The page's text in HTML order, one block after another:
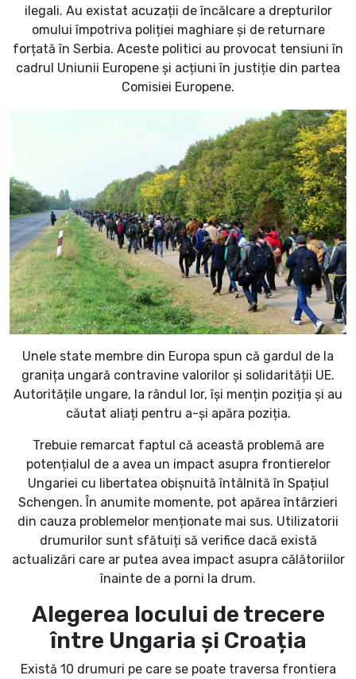
ilegali. Au existat acuzații de încălcare a drepturilor
omului împotriva poliției maghiare și de returnare
forțată în Serbia. Aceste politici au provocat tensiuni în
cadrul Uniunii Europene și acțiuni în justiție din partea
Comisiei Europene.
Unele state membre din Europa spun că gardul de la
granița ungară contravine valorilor și solidarității UE.
Autoritățile ungare, la rândul lor, își mențin poziția și au
căutat aliați pentru a-și apăra poziția.
Trebuie remarcat faptul că această problemă are
potențialul de a avea un impact asupra frontierelor
Ungariei cu libertatea obișnuită întâlnită în Spațiul
Schengen. În anumite momente, pot apărea întârzieri
din cauza problemelor menționate mai sus. Utilizatorii
drumurilor sunt sfătuiți să verifice dacă există
actualizări care ar putea avea impact asupra călătoriilor
înainte de a porni la drum.
Alegerea locului de trecere
între Ungaria și Croația
Există 10 drumuri pe care se poate traversa frontiera